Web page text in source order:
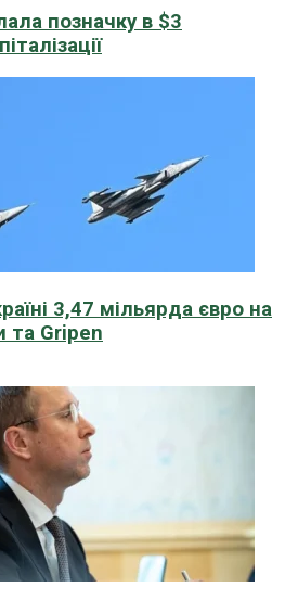
позначку в $3
3,47 мільярда євро на
та Gripen